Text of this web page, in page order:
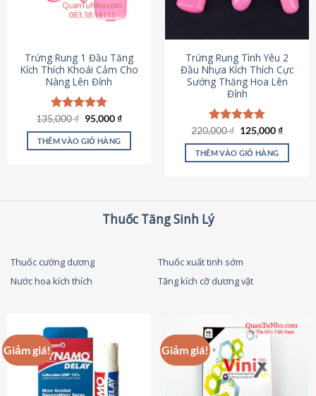
chọn
được
chọn
trên
trang
sản
phẩm
Trứng Rung 1 Đầu Tăng
Kích Thích Khoái Cảm Cho
Nàng Lên Đỉnh
Được xếp
hạng4.87
5 sao
135,000₫ Giá
gốc
là:
135,000 ₫.
95,000₫Giá
tại
THÊM VÀO GIỎ HÀNG
Trứng Rung Tình Yêu 2
Đầu Nhựa Kích Thích Cực
Sướng Thăng Hoa Lên
Đỉnh
Được xếp
hạng4.79
5 sao
220,000₫ Giá
là:
220,000 ₫.
125,000₫Giá
tại
THÊM VÀO GIỎ HÀNG
Thuốc Tăng Sinh Lý
Thuốc cường dương
Thuốc xuất tinh sớm
Nước hoa kích thích
Tăng kích cỡ dương vật
Giảm giá! Giảm giá!